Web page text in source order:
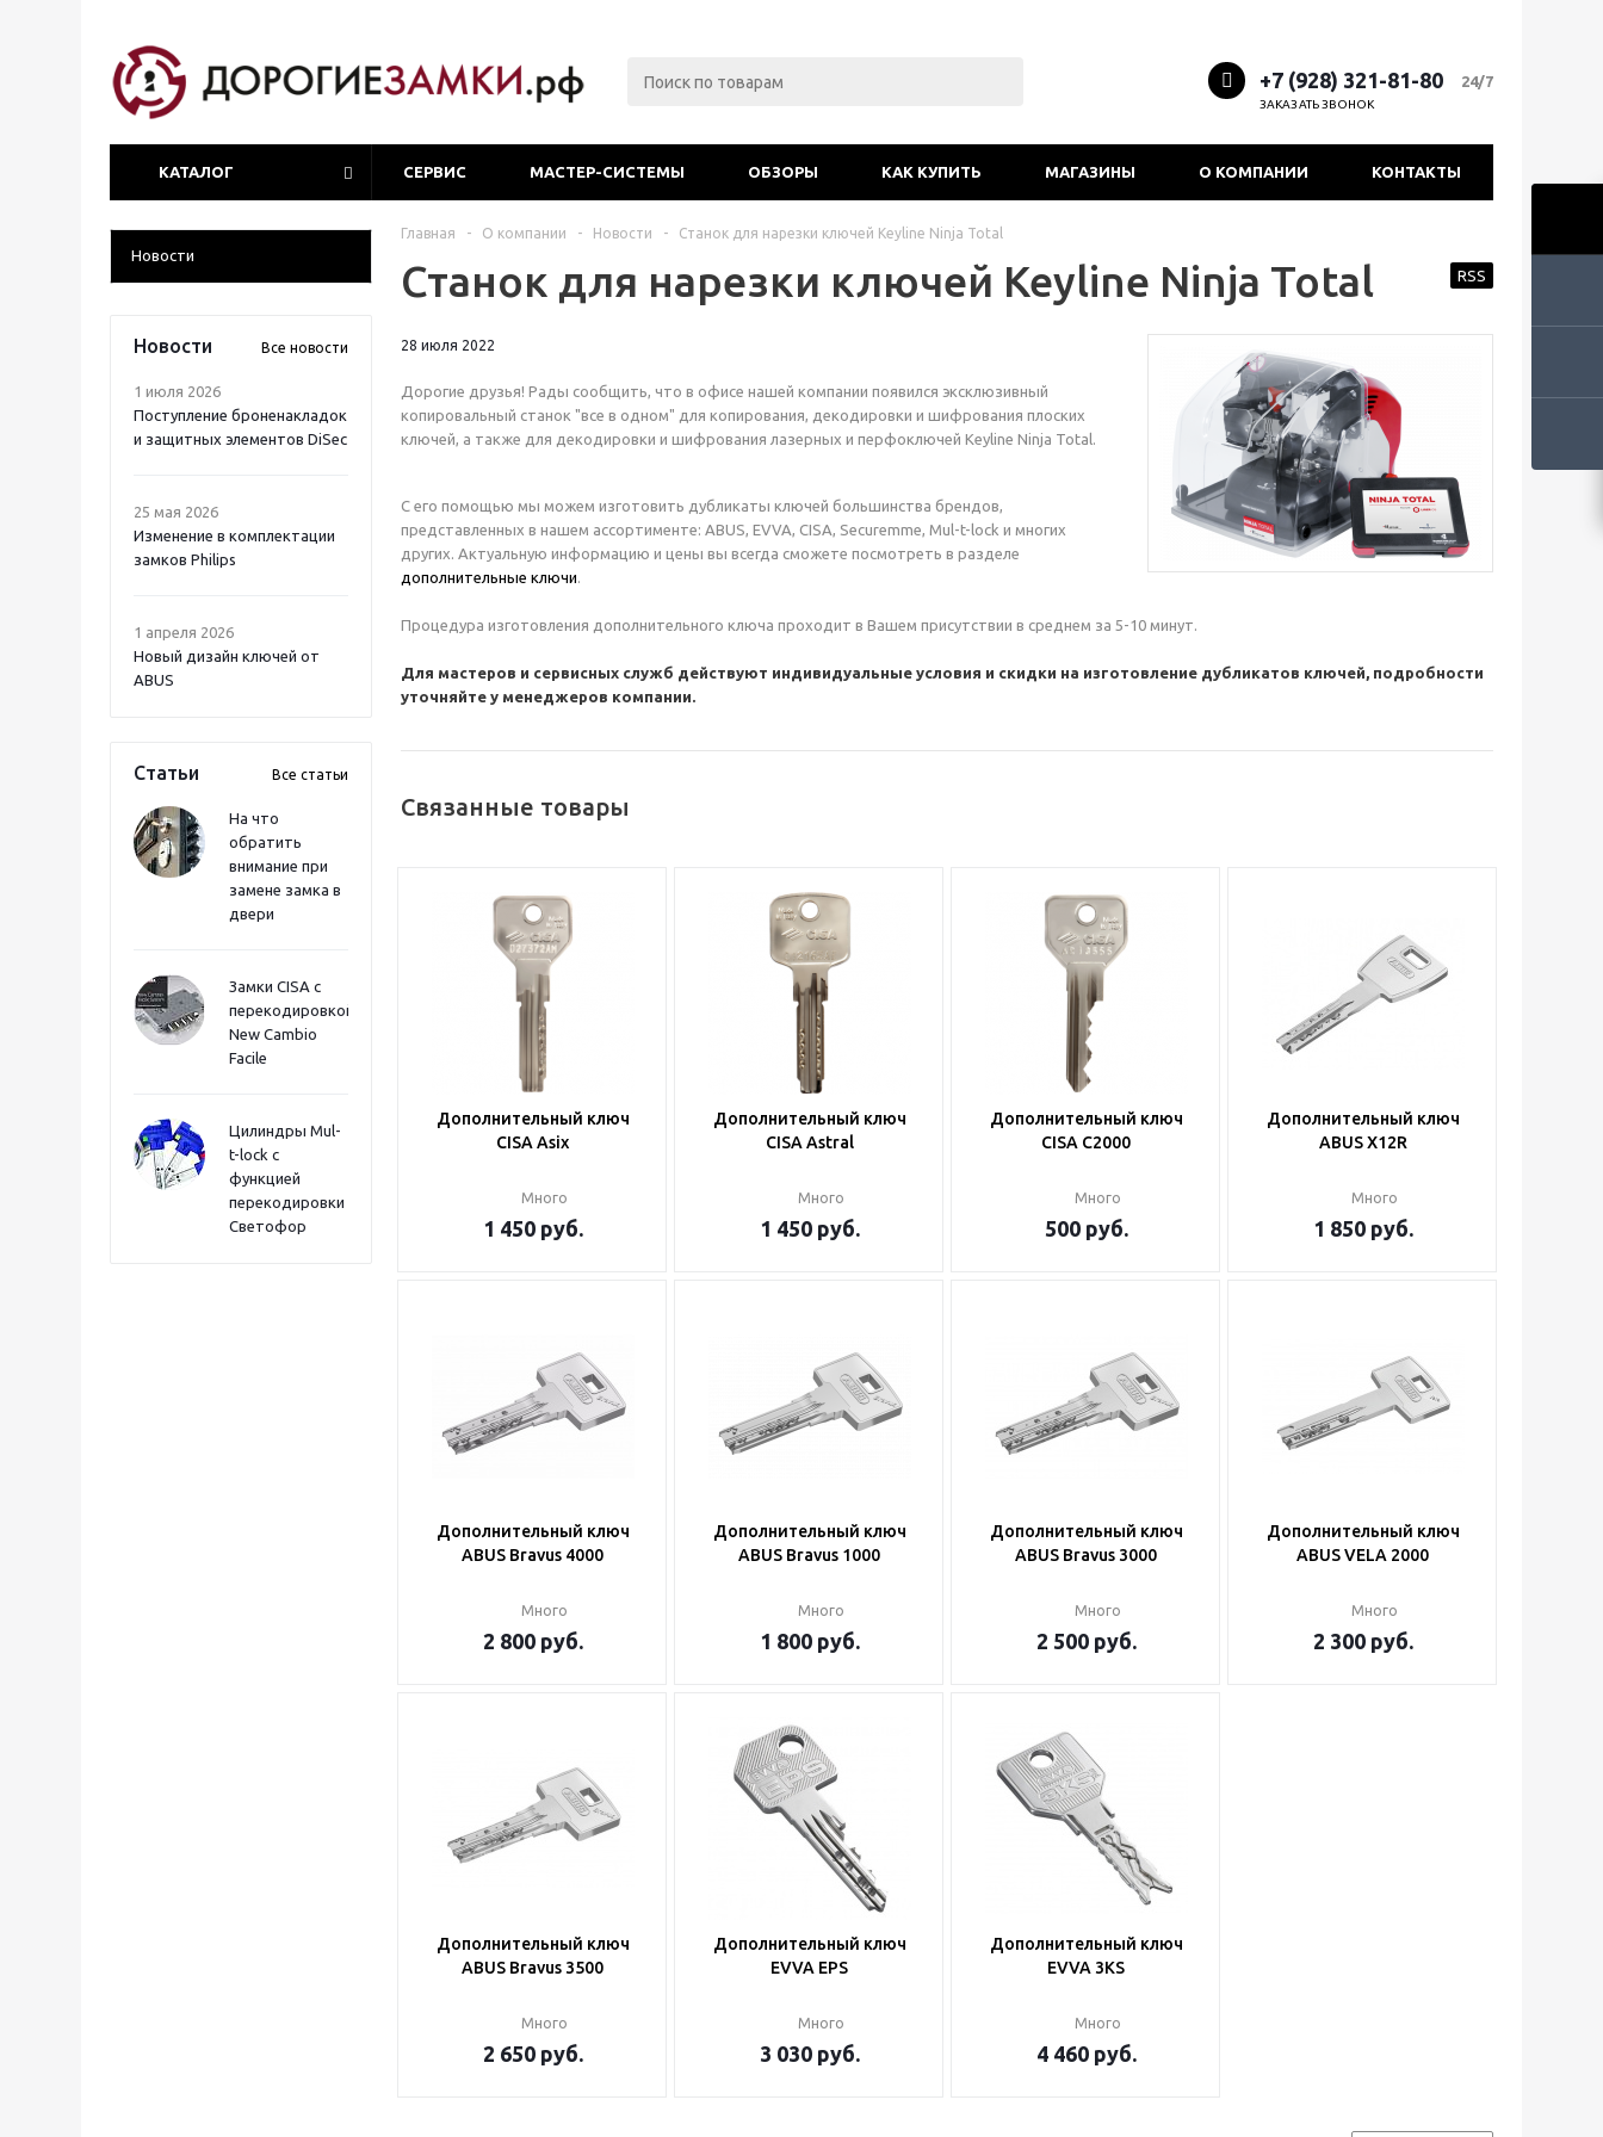
+7 (928) 321-81-80 24/7
ЗАКАЗАТЬ ЗВОНОК
КАТАЛОГ СЕРВИС МАСТЕР-СИСТЕМЫ ОБЗОРЫ КАК КУПИТЬ МАГАЗИНЫ О КОМПАНИИ КОНТАКТЫ
Новости
Новости Все новости
1 июля 2026
Поступление броненакладок
и защитных элементов DiSec
25 мая 2026
Изменение в комплектации
замков Philips
1 апреля 2026
Новый дизайн ключей от
ABUS
Статьи Все статьи
На что
обратить
внимание при
замене замка в
двери
Замки CISA с
перекодировкой
New Cambio
Facile
Цилиндры Mul-
t-lock с
функцией
перекодировки
Светофор
Главная - О компании - Новости - Станок для нарезки ключей Keyline Ninja Total
Станок для нарезки ключей Keyline Ninja Total RSS
28 июля 2022
Дорогие друзья! Рады сообщить, что в офисе нашей компании появился эксклюзивный
копировальный станок "все в одном" для копирования, декодировки и шифрования плоских
ключей, а также для декодировки и шифрования лазерных и перфоключей Keyline Ninja Total.
С его помощью мы можем изготовить дубликаты ключей большинства брендов,
представленных в нашем ассортименте: ABUS, EVVA, CISA, Securemme, Mul-t-lock и многих
других. Актуальную информацию и цены вы всегда сможете посмотреть в разделе
дополнительные ключи.
Процедура изготовления дополнительного ключа проходит в Вашем присутствии в среднем за 5-10 минут.
Для мастеров и сервисных служб действуют индивидуальные условия и скидки на изготовление дубликатов ключей, подробности
уточняйте у менеджеров компании.
Связанные товары
Дополнительный ключ
CISA Asix
Много
1 450руб.
Дополнительный ключ
CISA Astral
Много
1 450руб.
Дополнительный ключ
CISA C2000
Много
500руб.
Дополнительный ключ
ABUS X12R
Много
1 850руб.
Дополнительный ключ
ABUS Bravus 4000
Много
2 800руб.
Дополнительный ключ
ABUS Bravus 1000
Много
1 800руб.
Дополнительный ключ
ABUS Bravus 3000
Много
2 500руб.
Дополнительный ключ
ABUS VELA 2000
Много
2 300руб.
Дополнительный ключ
ABUS Bravus 3500
Много
2 650руб.
Дополнительный ключ
EVVA EPS
Много
3 030руб.
Дополнительный ключ
EVVA 3KS
Много
4 460руб.